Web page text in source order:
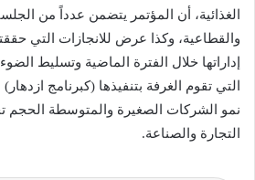
الغذائية، أن المؤتمر يتضمن عدداً من
والقطاعية، وكذا عرض للانجازات التي
إداراتها خلال الفترة الماضية وتسليط
التي تقوم الغرفة بتنفيذها (كبرنامج
نمو الشركات الصغيرة والمتوسطة
التجارة والصناعة.